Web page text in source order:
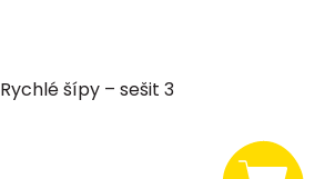
Rychlé šípy – sešit 3